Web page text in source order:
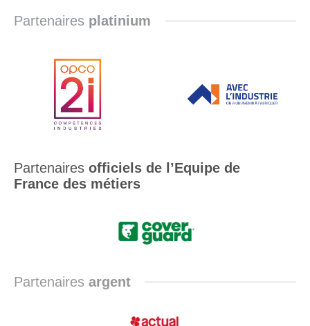
Partenaires platinium
Partenaires officiels de l’Equipe de
France des métiers
Partenaires argent